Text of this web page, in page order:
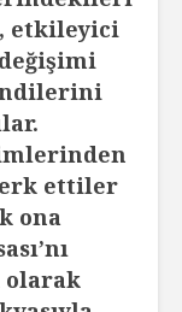
etkileyici
ettiler
ona
olarak